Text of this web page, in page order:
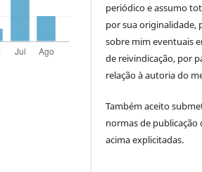
periódico e assumo
por sua originalidade,
sobre mim eventuais
de reivindicação, por
relação à autoria do
Também aceito
normas de publicação
acima explicitadas.